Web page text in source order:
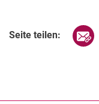
Seite teilen: